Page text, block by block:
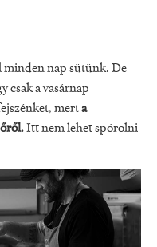
minden nap sütünk. De
csak a vasárnap
merta
Itt nem lehet spórolni